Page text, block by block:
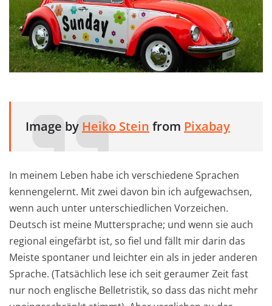
Image by Heiko Stein from Pixabay
In meinem Leben habe ich verschiedene Sprachen
kennengelernt. Mit zwei davon bin ich aufgewachsen,
wenn auch unter unterschiedlichen Vorzeichen.
Deutsch ist meine Muttersprache; und wenn sie auch
regional eingefärbt ist, so fiel und fällt mir darin das
Meiste spontaner und leichter ein als in jeder anderen
Sprache. (Tatsächlich lese ich seit geraumer Zeit fast
nur noch englische Belletristik, so dass das nicht mehr